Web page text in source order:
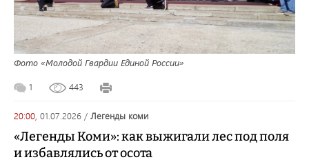
Фото «Молодой Гвардии Единой России»
1 443
20:00, 01.07.2026 / легенды коми
«Легенды Коми»: как выжигали лес под поля
и избавлялись от осота